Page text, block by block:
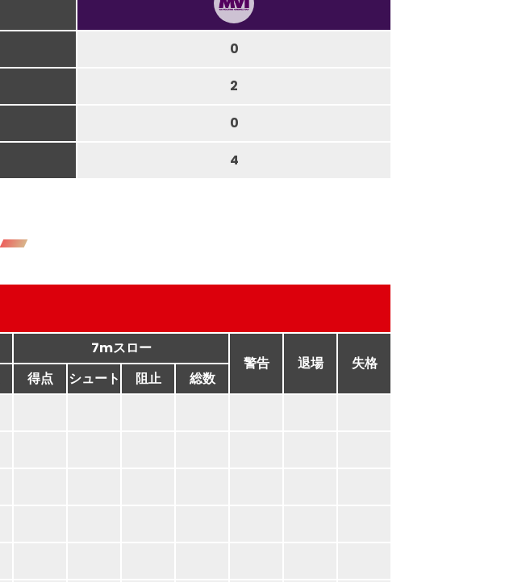
0
2
0
4
7mスロー
警告
退場
失格
得点 シュート 阻止
総数